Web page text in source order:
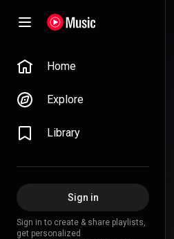
Home
Explore
Library
Sign in
Sign in to create & share playlists,
get personalized